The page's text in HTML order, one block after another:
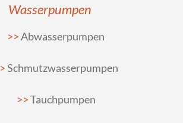
Wasserpumpen
Abwasserpumpen
Schmutzwasserpumpen
Tauchpumpen